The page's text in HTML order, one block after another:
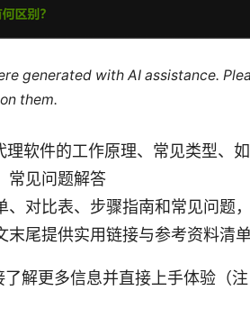
generated with AI assistance.
them.
软件的工作原理、常见类型、
常见问题解答
、对比表、步骤指南和常见问题
末尾提供实用链接与参考资料清
解更多信息并直接上手体验（